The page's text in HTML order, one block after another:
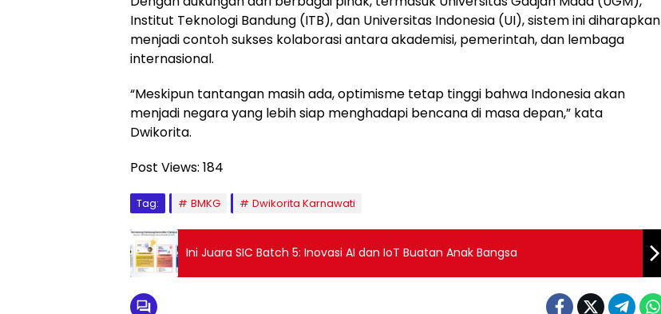
Institut Teknologi Bandung (ITB), dan Universitas Indonesia (UI), sistem ini diharapkan
menjadi contoh sukses kolaborasi antara akademisi, pemerintah, dan lembaga
internasional.
“Meskipun tantangan masih ada, optimisme tetap tinggi bahwa Indonesia akan
menjadi negara yang lebih siap menghadapi bencana di masa depan,” kata
Dwikorita.
Post Views: 184
Tag: BMKG Dwikorita Karnawati
Ini Juara SIC Batch 5: Inovasi AI dan IoT Buatan Anak Bangsa